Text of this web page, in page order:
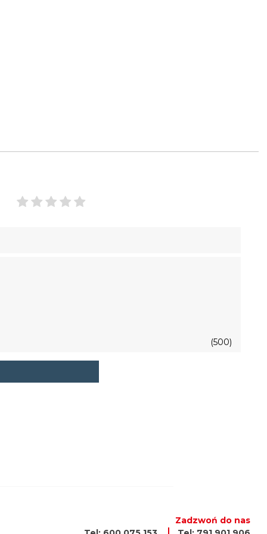
(500)
Zadzwoń do nas